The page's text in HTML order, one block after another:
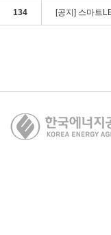
134 [공지] 스마트